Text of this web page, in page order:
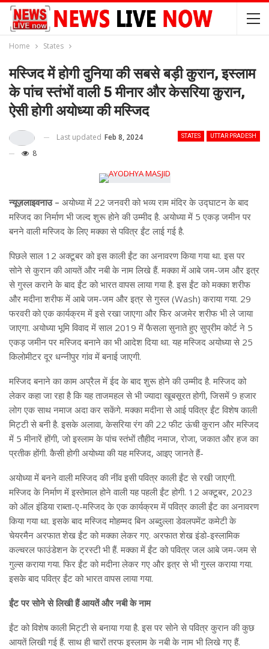
Home States
मस्जिद में होगी दुनिया की सबसे बड़ी कुरान, इस्लाम
के पांच स्तंभों वाली 5 मीनार और केसरिया कुरान,
ऐसी होगी अयोध्या की मस्जिद
STATES UTTAR PRADESH
Last updated Feb 8, 2024
8
न्यूज़लाइवनाउ – अयोध्या में 22 जनवरी को भव्य राम मंदिर के उद्घाटन के बाद
मस्जिद का निर्माण भी जल्द शुरू होने की उम्मीद है. अयोध्या में 5 एकड़ जमीन पर
बनने वाली मस्जिद के लिए मक्का से पवित्र ईंट लाई गई है.
पिछले साल 12 अक्टूबर को इस काली ईंट का अनावरण किया गया था. इस पर
सोने से कुरान की आयतें और नबी के नाम लिखे हैं. मक्का में आबे जम-जम और इत्र
से गुस्ल कराने के बाद ईंट को भारत वापस लाया गया है. इस ईंट को मक्का शरीफ
और मदीना शरीफ में आबे जम-जम और इत्र से गुस्ल (Wash) कराया गया. 29
फरवरी को एक कार्यक्रम में इसे रखा जाएगा और फिर अजमेर शरीफ भी ले जाया
जाएगा. अयोध्या भूमि विवाद में साल 2019 में फैसला सुनाते हुए सुप्रीम कोर्ट ने 5
एकड़ जमीन पर मस्जिद बनाने का भी आदेश दिया था. यह मस्जिद अयोध्या से 25
किलोमीटर दूर धन्नीपुर गांव में बनाई जाएगी.
मस्जिद बनाने का काम अप्रैल में ईद के बाद शुरू होने की उम्मीद है. मस्जिद को
लेकर कहा जा रहा है कि यह ताजमहल से भी ज्यादा खूबसूरत होगी, जिसमें 9 हजार
लोग एक साथ नमाज अदा कर सकेंगे. मक्का मदीना से आई पवित्र ईंट विशेष काली
मिट्टी से बनी है. इसके अलावा, केसरिया रंग की 22 फीट ऊंची कुरान और मस्जिद
में 5 मीनारें होंगी, जो इस्लाम के पांच स्तंभों तौहीद नमाज, रोजा, जकात और हज का
प्रतीक होंगी. कैसी होगी अयोध्या की यह मस्जिद, आइए जानते हैं-
अयोध्या में बनने वाली मस्जिद की नींव इसी पवित्र काली ईंट से रखी जाएगी.
मस्जिद के निर्माण में इस्तेमाल होने वाली यह पहली ईंट होगी. 12 अक्टूबर, 2023
को ऑल इंडिया राब्ता-ए-मस्जिद के एक कार्यक्रम में पवित्र काली ईंट का अनावरण
किया गया था. इसके बाद मस्जिद मोहम्मद बिन अब्दुल्ला डेवलपमेंट कमेटी के
चेयरमैन अरफात शेख ईंट को मक्का लेकर गए. अरफात शेख इंडो-इस्लामिक
कल्चरल फाउंडेशन के ट्रस्टी भी हैं. मक्का में ईंट को पवित्र जल आबे जम-जम से
गुल्स कराया गया. फिर ईंट को मदीना लेकर गए और इत्र से भी गुस्ल कराया गया.
इसके बाद पवित्र ईंट को भारत वापस लाया गया.
ईंट पर सोने से लिखी हैं आयतें और नबी के नाम
ईंट को विशेष काली मिट्टी से बनाया गया है. इस पर सोने से पवित्र कुरान की कुछ
आयतें लिखी गई हैं. साथ ही चारों तरफ इस्लाम के नबी के नाम भी लिखे गए हैं.